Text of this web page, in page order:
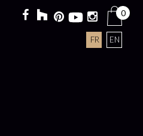
FR EN
0